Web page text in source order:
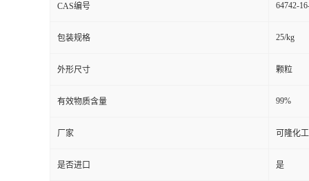
CAS编号 64742-
包装规格 25/kg
外形尺寸 颗粒
有效物质含量 99%
厂家 可隆化工
是否进口 是